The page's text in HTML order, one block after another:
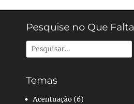
Pesquise no Que Falta
Pesquisar
por:
Temas
Acentuação (6)